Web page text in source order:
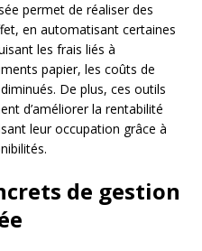
permet de réaliser des
en automatisant certaines
les frais liés à
papier, les coûts de
De plus, ces outils
d’améliorer la rentabilité
leur occupation grâce à
de gestion